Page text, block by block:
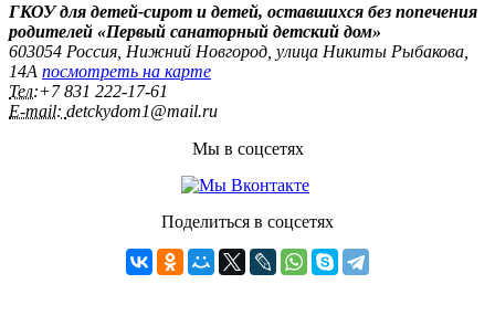
ГКОУ для детей-сирот и детей, оставшихся без попечения
родителей «Первый санаторный детский дом»
603054 Россия, Нижний Новгород, улица Никиты Рыбакова,
14А посмотреть на карте
Тел:+7 831 222‑17-61
E-mail: detckydom1@mail.ru
Мы в соцсетях
Поделиться в соцсетях